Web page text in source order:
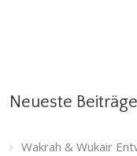
Neueste Beiträge
Wakrah & Wukair